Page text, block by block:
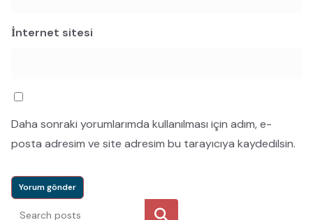
İnternet sitesi
Daha sonraki yorumlarımda kullanılması için adım, e-
posta adresim ve site adresim bu tarayıcıya kaydedilsin.
Ara